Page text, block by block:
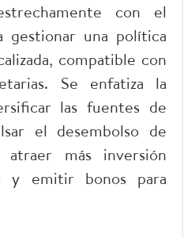
con el
gestionar una política
compatible con
Se enfatiza la
las fuentes de
el desembolso de
atraer más inversión
y emitir bonos para